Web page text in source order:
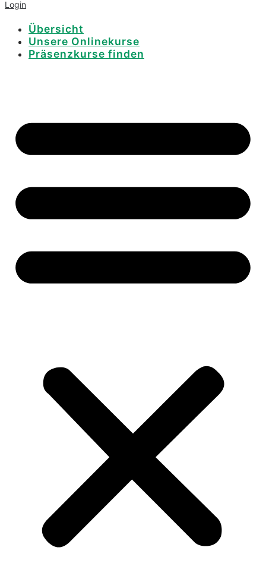
Login
Übersicht
Unsere Onlinekurse
Präsenzkurse finden